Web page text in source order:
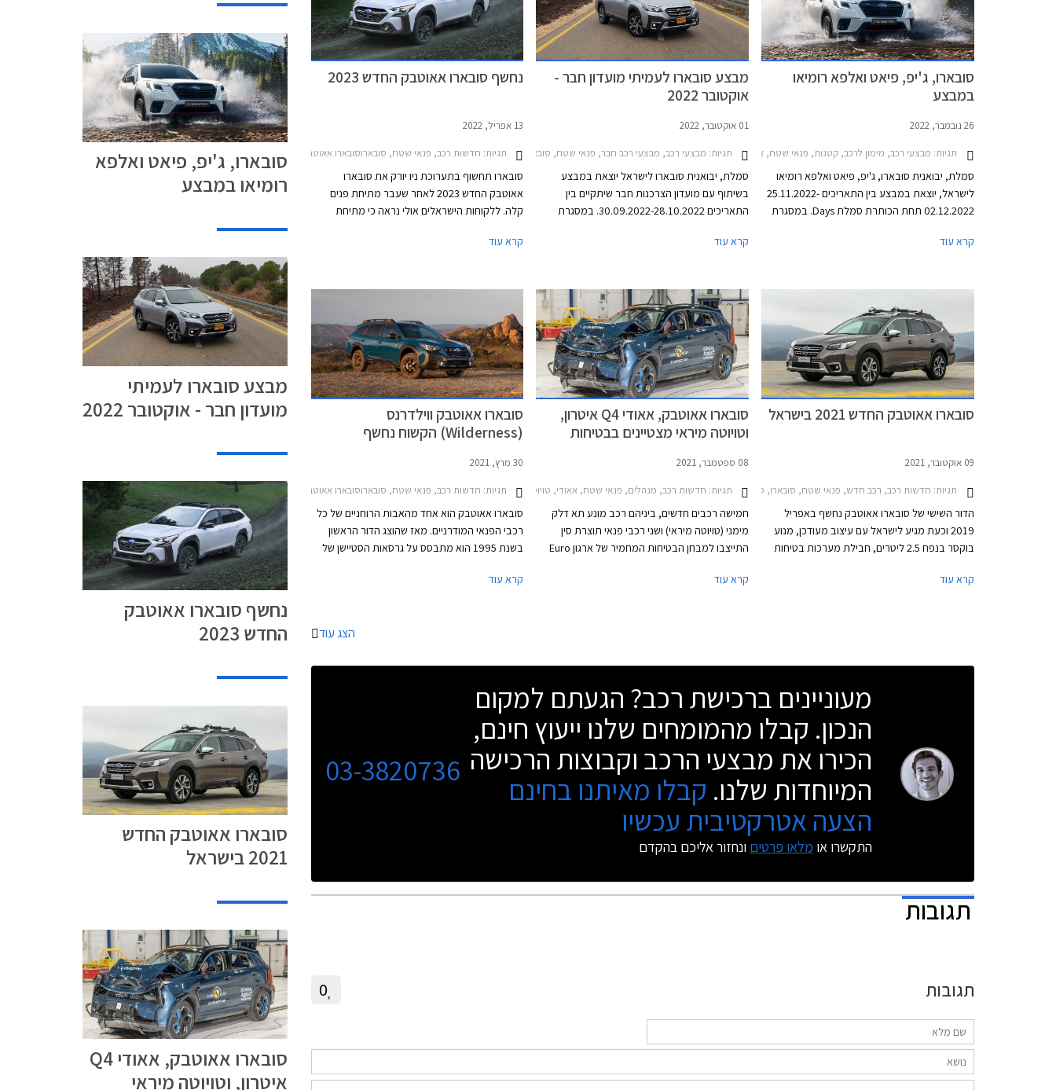
סובארו, ג'יפ, פיאט ואלפא רומיאו
במבצע
26 נובמבר, 2022
תגיות: מבצעי רכב, מימון לרכב, קטנות, פנאי שטח, אלפא רומיאו, פיאט, ג'יפ, סובארו, סובארו אאוטבק 2021-2025, אלפא רומיאו טונאלה 2022-2025, ג'יפ גרנד צ'ירוקי 2013-2022, ג'יפ קומפאס 2022-2025, ג'יפ רנג'לר קצר 2018-2024, פיאט 500e 2021-2024, סובארו XV 2017-2023, סובארו פורסטר 2022-2024סובארו איבולטיס 2020-2023
סמלת, יבואנית סובארו, ג'יפ, פיאט ואלפא רומיאו
לישראל, יוצאת במבצע בין התאריכים 25.11.2022-
02.12.2022 תחת הכותרת סמלת Days. במסגרת
חודשים וכוללים עמלת הקמה בסך 1.5% ממחיר
הרכב ודמי משכון ושעבוד בסך 350 ₪, שניהם
בצירוף מע"מ.
קרא עוד
מבצע סובארו לעמיתי מועדון חבר -
אוקטובר 2022
01 אוקטובר, 2022
תגיות: מבצעי רכב, מבצעי רכב חבר, פנאי שטח, סובארו, סובארו אאוטבק 2021-2025, סובארו XV 2017-2023, סובארו איבולטיס 2020-2023סובארו פורסטר 2022-2024
סמלת, יבואנית סובארו לישראל יוצאת במבצע
בשיתוף עם מועדון הצרכנות חבר שיתקיים בין
התאריכים 30.09.2022-28.10.2022. במסגרת
והטבות אבזור במתנה. בנוסף יהנו הרוכשים מתנאי
קרא עוד
נחשף סובארו אאוטבק החדש 2023
13 אפריל, 2022
תגיות: חדשות רכב, פנאי שטח, סובארוסובארו אאוטבק 2021-2025
סובארו תחשוף בתערוכת ניו יורק את סובארו
אאוטבק החדש 2023 לאחר שעבר מתיחת פנים
קלה. ללקוחות הישראלים אולי נראה כי מתיחת
הנוכחי הושק בישראל בסוף השנה שעברה, אך
קרא עוד
סובארו אאוטבק החדש 2021 בישראל
09 אוקטובר, 2021
תגיות: חדשות רכב, רכב חדש, פנאי שטח, סובארו, סובארו אאוטבק 2018-2021, סובארו אאוטבק 2021-2025מחירון רכב
הדור השישי של סובארו אאוטבק נחשף באפריל
2019 וכעת מגיע לישראל עם עיצוב מעודכן, מנוע
בוקסר בנפח 2.5 ליטרים, חבילת מערכות בטיחות
אאוטבק מבוסס על שלדה חדשה המשמשת גם את
קרא עוד
סובארו אאוטבק, אאודי Q4 איטרון,
וטויוטה מיראי מצטיינים בבטיחות
08 ספטמבר, 2021
תגיות: חדשות רכב, מנהלים, פנאי שטח, אאודי, טויוטה, סובארו, סובארו אאוטבק 2021-2025, אאודי Q4 e-tron 2022-2026אאודי Q4 e-tron ספורטבק 2022-2026
חמישה רכבים חדשים, ביניהם רכב מונע תא דלק
מימני (טויוטה מיראי) ושני רכבי פנאי תוצרת סין
התייצבו למבחן הבטיחות המחמיר של ארגון Euro
אאוטבק, כל הדגמים בסבב הנוכחי מצוידים במנוע
קרא עוד
סובארו אאוטבק ווילדרנס
(Wilderness) הקשוח נחשף
30 מרץ, 2021
תגיות: חדשות רכב, פנאי שטח, סובארוסובארו אאוטבק 2021-2025
סובארו אאוטבק הוא אחד מהאבות הרוחניים של כל
רכבי הפנאי המודרניים. מאז שהוצג הדור הראשון
בשנת 1995 הוא מתבסס על גרסאות הסטיישן של
יכולת השטח, הנעה כפולה, ותא נוסעים מרווח
המחוספס ביותר בהיסטוריה.
קרא עוד
הצג עוד
מעוניינים ברכישת רכב? הגעתם למקום
הנכון. קבלו מהמומחים שלנו ייעוץ חינם,
הכירו את מבצעי הרכב וקבוצות הרכישה
המיוחדות שלנו. קבלו מאיתנו בחינם
הצעה אטרקטיבית עכשיו
התקשרו או מלאו פרטים ונחזור אליכם בהקדם
03-3820736
תגובות
תגובות 0
סובארו, ג'יפ, פיאט ואלפא
רומיאו במבצע
מבצע סובארו לעמיתי
מועדון חבר - אוקטובר 2022
נחשף סובארו אאוטבק
החדש 2023
סובארו אאוטבק החדש
2021 בישראל
סובארו אאוטבק, אאודי Q4
איטרון, וטויוטה מיראי